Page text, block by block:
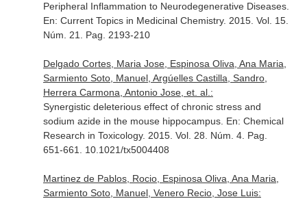
Peripheral Inflammation to Neurodegenerative Diseases.
En: Current Topics in Medicinal Chemistry. 2015. Vol. 15.
Núm. 21. Pag. 2193-210
Delgado Cortes, Maria Jose, Espinosa Oliva, Ana Maria,
Sarmiento Soto, Manuel, Argúelles Castilla, Sandro,
Herrera Carmona, Antonio Jose, et. al.:
Synergistic deleterious effect of chronic stress and
sodium azide in the mouse hippocampus. En: Chemical
Research in Toxicology. 2015. Vol. 28. Núm. 4. Pag.
651-661. 10.1021/tx5004408
Martinez de Pablos, Rocio, Espinosa Oliva, Ana Maria,
Sarmiento Soto, Manuel, Venero Recio, Jose Luis: